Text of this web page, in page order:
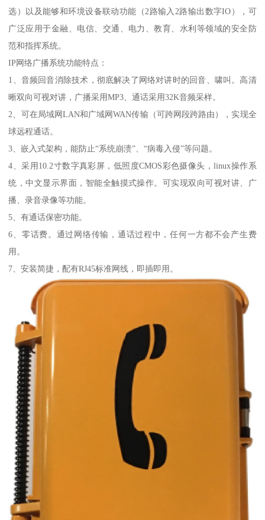
选）以及能够和环境设备联动功能（2路输入2路输出数字IO），可
广泛应用于金融、电信、交通、电力、教育、水利等领域的安全防
范和指挥系统。
IP网络广播系统功能特点：
1、音频回音消除技术，彻底解决了网络对讲时的回音、啸叫。高清
晰双向可视对讲，广播采用MP3、通话采用32K音频采样。
2、可在局域网LAN和广域网WAN传输（可跨网段跨路由），实现全
球远程通话。
3、嵌入式架构，能防止“系统崩溃”、“病毒入侵”等问题。
4、采用10.2寸数字真彩屏，低照度CMOS彩色摄像头，linux操作系
统，中文显示界面，智能全触摸式操作。可实现双向可视对讲、广
播、录音录像等功能。
5、有通话保密功能。
6、零话费。通过网络传输，通话过程中，任何一方都不会产生费
用。
7、安装简捷，配有RJ45标准网线，即插即用。